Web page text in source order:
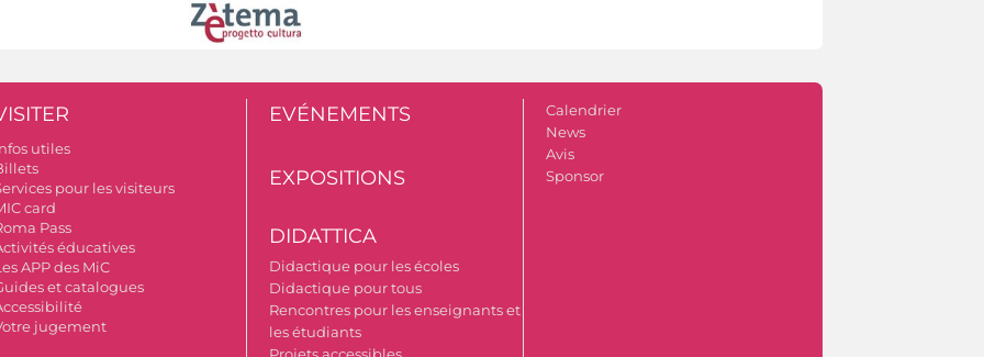
utiles
pour les visiteurs
card
Pass
éducatives
APP des MiC
et catalogues
jugement
EVÉNEMENTS
EXPOSITIONS
DIDATTICA
Didactique pour les écoles
Didactique pour tous
Rencontres pour les enseignants et
les étudiants
Calendrier
News
Avis
Sponsor